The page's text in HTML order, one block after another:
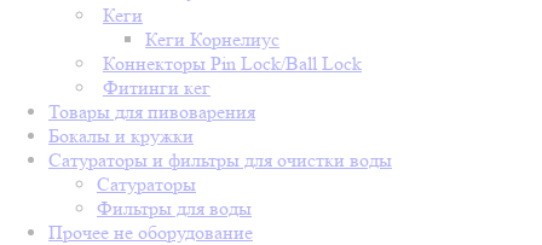
Кеги
Кеги Корнелиус
Коннекторы Pin Lock/Ball Lock
Фитинги кег
Товары для пивоварения
Бокалы и кружки
Сатураторы и фильтры для очистки воды
Сатураторы
Фильтры для воды
Прочее не оборудование